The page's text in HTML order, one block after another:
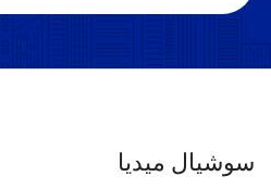
سوشيال ميديا